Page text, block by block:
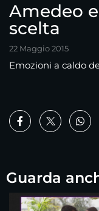
Amedeo
scelta
22 Maggio 2015
Emozioni a caldo
Guarda